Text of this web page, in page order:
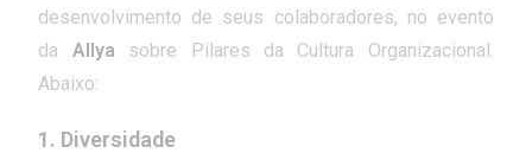
desenvolvimento de seus colaboradores, no evento
da Allya sobre Pilares da Cultura Organizacional.
Abaixo:
1. Diversidade